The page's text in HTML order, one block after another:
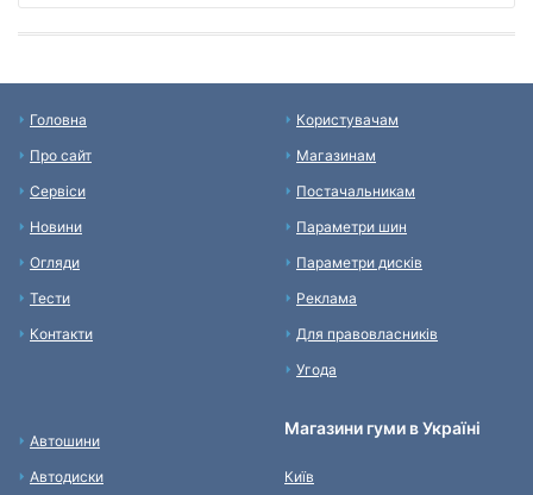
Головна
Про сайт
Сервіси
Новини
Огляди
Тести
Контакти
Користувачам
Магазинам
Постачальникам
Параметри шин
Параметри дисків
Реклама
Для правовласників
Угода
Автошини
Автодиски
Магазини гуми в Україні
Київ